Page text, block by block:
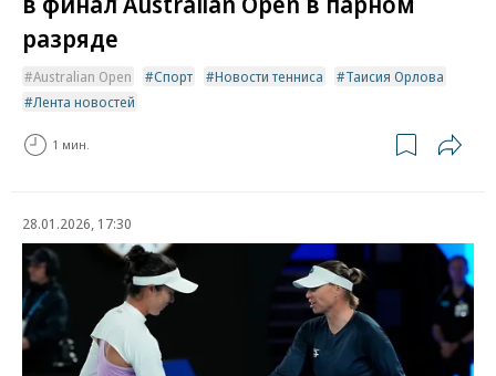
разряде
Australian Open Спорт Новости тенниса
Таисия Орлова
Лента новостей
1 мин.
28.01.2026, 17:30